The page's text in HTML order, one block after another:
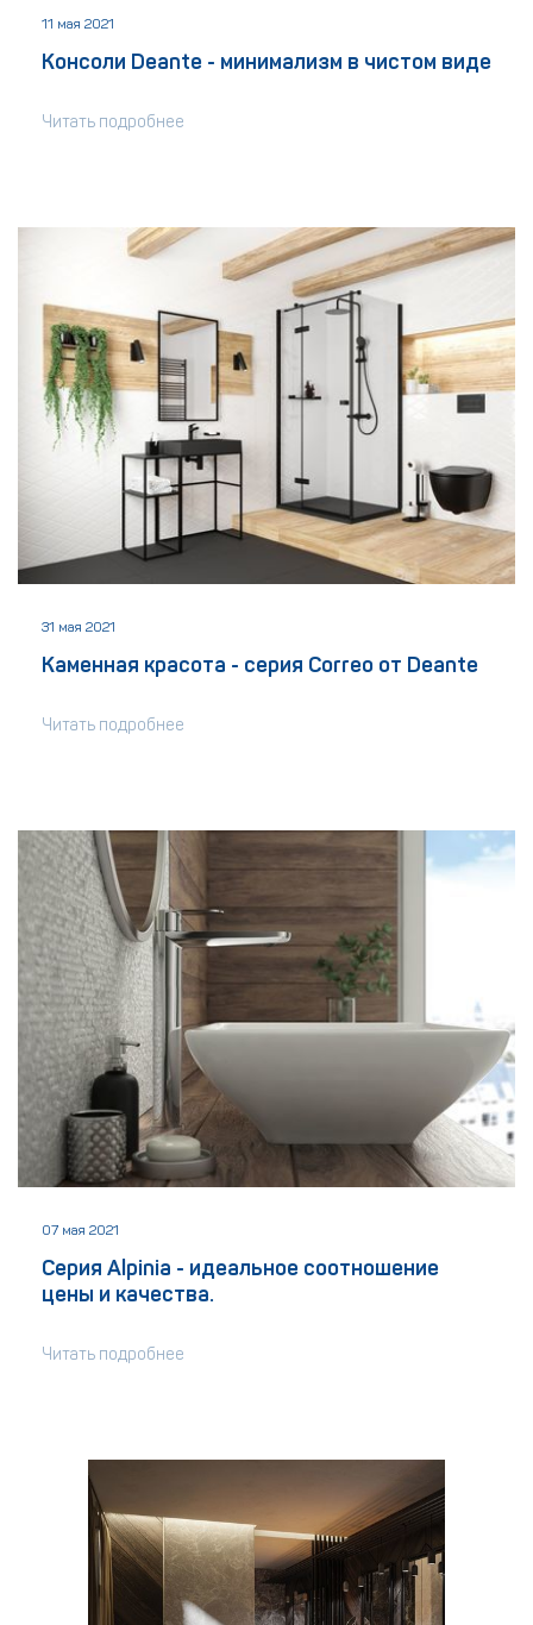
11 мая 2021
Консоли Deante - минимализм в чистом виде
Читать подробнее
31 мая 2021
Каменная красота - серия Correo от Deante
Читать подробнее
07 мая 2021
Серия Alpinia - идеальное соотношение
цены и качества.
Читать подробнее